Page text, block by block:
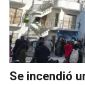
Se incendió